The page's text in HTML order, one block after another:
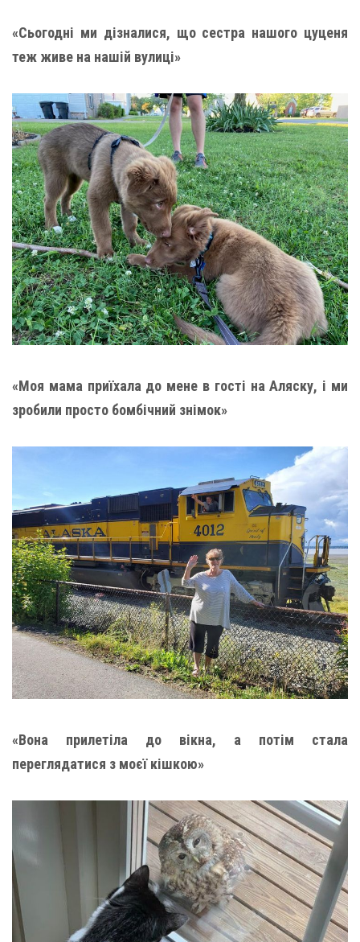
«Сьогодні ми дізналися, що сестра нашого цуценя
теж живе на нашій вулиці»
«Моя мама приїхала до мене в гості на Аляску, і ми
зробили просто бомбічний знімок»
«Вона прилетіла до вікна, а потім стала
переглядатися з моєї кішкою»